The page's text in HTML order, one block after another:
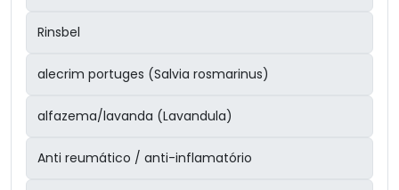
Rinsbel
alecrim portuges (Salvia rosmarinus)
alfazema/lavanda (Lavandula)
Anti reumático / anti-inflamatório